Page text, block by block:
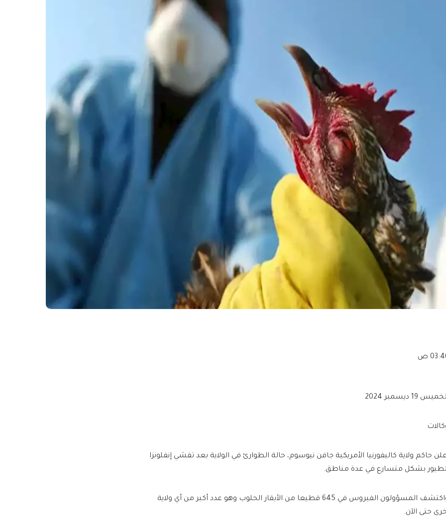
ص
19 ديسمبر 2024
حاكم ولاية كاليفورنيا الأمريكية جافن نيوسوم، حالة الطوارئ في الولاية بعد تفشي إنفلونزا
بشكل متسارع في عدة مناطق.
واكتشف المسؤولون الفيروس في 645 قطيعا من الأبقار الحلوب وهو عدد أكبر من أي ولاية
حتى الآن.